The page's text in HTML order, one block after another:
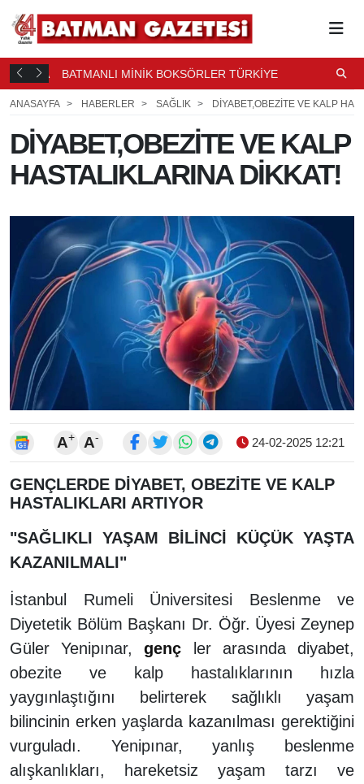
BATMANLI MİNİK BOKSÖRLER TÜRKİYE
ŞAMPİYONASI YOLCUSU
ANASAYFA
HABERLER SAĞLIK DİYABET,OBEZİTE VE KALP
DİYABET,OBEZİTE VE KALP
HASTALIKLARINA DİKKAT!
A+ A- 24-02-2025 12:21
GENÇLERDE DİYABET, OBEZİTE VE KALP
HASTALIKLARI ARTIYOR
"SAĞLIKLI YAŞAM BİLİNCİ KÜÇÜK YAŞTA
KAZANILMALI"
İstanbul Rumeli Üniversitesi Beslenme ve
Diyetetik Bölüm Başkanı Dr. Öğr. Üyesi Zeynep
Güler Yenipınar,genç ler arasında diyabet,
obezite ve kalp hastalıklarının hızla
yaygınlaştığını belirterek sağlıklı yaşam
bilincinin erken yaşlarda kazanılması gerektiğini
vurguladı. Yenipınar, yanlış beslenme
alışkanlıkları, hareketsiz yaşam tarzı ve